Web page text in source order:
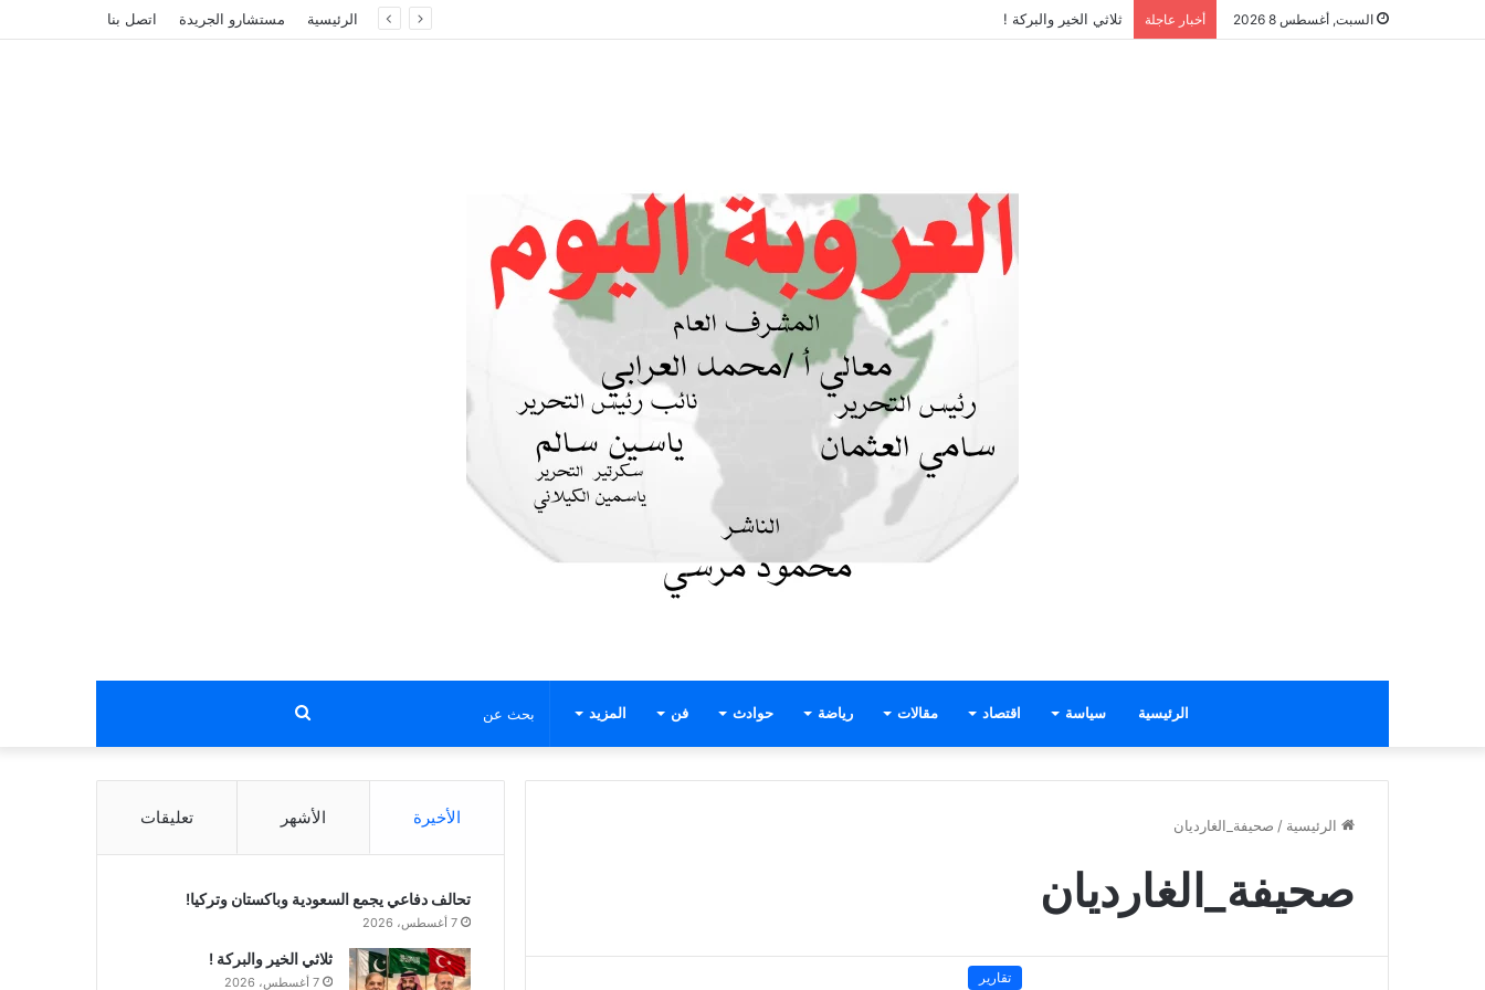
السبت, أغسطس 8 2026 أخبار عاجلة ثلاثي الخير والبركة ! الرئيسية مستشارو الجريدة اتصل بنا
الرئيسية سياسة اقتصاد مقالات رياضة حوادث فن المزيد بحث
عن
الرئيسية / صحيفة_الغارديان
صحيفة_الغارديان
تقارير
الأخيرة الأشهر تعليقات
تحالف دفاعي يجمع السعودية وباكستان وتركيا!
7 أغسطس، 2026
ثلاثي الخير والبركة !
7 أغسطس، 2026